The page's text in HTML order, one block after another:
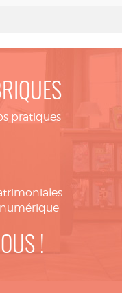
pratiques
!